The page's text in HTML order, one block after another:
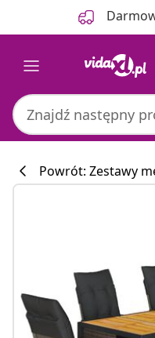
Powrót: Zestawy